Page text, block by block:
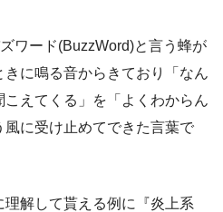
ズワード(BuzzWord)と言う蜂が
に鳴る音からきており「なん
えてくる」を「よくわからん
に受け止めてできた言葉で
解して貰える例に『炎上系